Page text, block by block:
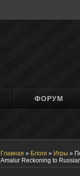
ФОРУМ
Главная » Блоги » Игры »
Amalur Reckoning to